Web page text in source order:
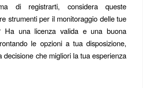
di registrarti, considera queste
strumenti per il monitoraggio delle tue
Ha una licenza valida e una buona
le opzioni a tua disposizione,
decisione che migliori la tua esperienza